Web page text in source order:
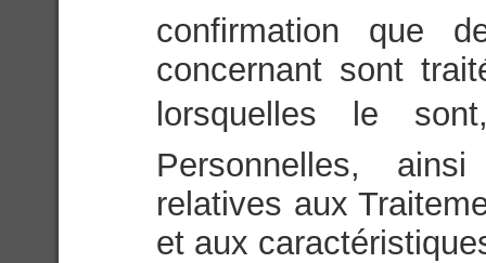
confirmation que
concernant sont
lorsquelles le
Personnelles,
relatives aux
et aux